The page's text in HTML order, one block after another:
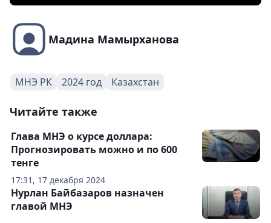
Мадина Мамырханова
МНЭ РК 2024 год Казахстан
Читайте также
17:31, 17 декабря 2024
Глава МНЭ о курсе доллара:
Прогнозировать можно и по 600
тенге
Нурлан Байбазаров назначен
главой МНЭ